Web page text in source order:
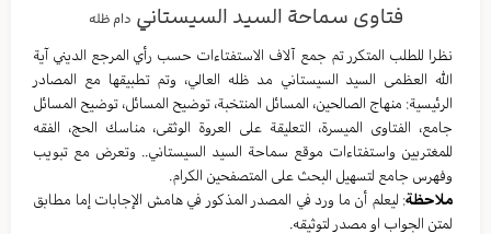
فتاوى سماحة السيد السيستاني دام ظله
نظرا للطلب المتكرر تم جمع آلاف الاستفتاءات حسب رأي المرجع الديني آية
الله العظمى السيد السيستاني مد ظله العالي، وتم تطبيقها مع المصادر
الرئيسية: منهاج الصالحين، المسائل المنتخبة، توضيح المسائل، توضيح المسائل
جامع، الفتاوى الميسرة، التعليقة على العروة الوثقى، مناسك الحج، الفقه
للمغتربين واستفتاءات موقع سماحة السيد السيستاني.. وتعرض مع تبويب
وفهرس جامع لتسهيل البحث على المتصفحين الكرام.
ملاحظة: ليعلم أن ما ورد في المصدر المذكور في هامش الإجابات إما مطابق
لمتن الجواب او مصدر لتوثيقه.